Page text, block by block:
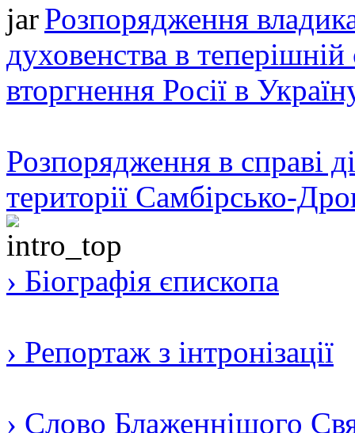
Розпорядження
духовенства в теперішній
вторгнення Росії в
Розпорядження в справі
території Самбірсько-
› Біографія єпископа
› Репортаж з інтронізації
› Слово Блаженнішого